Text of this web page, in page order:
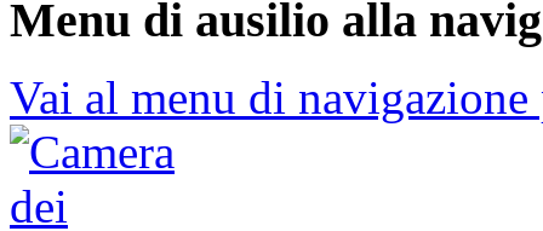
Menu di ausilio alla
Vai al menu di